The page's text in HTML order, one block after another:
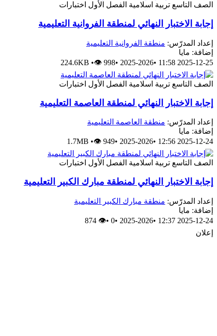
الصف التاسع تربية اسلامية الفصل الأول اختبارات
إجابة الاختبار النهائي لمنطقة الفروانية التعليمية
إعداد المدرّس: منطقة الفروانية التعليمية
إضافة: مايا
2025-12-25 11:58
•
2025-2026
•
224.6KB •👁 998
الصف التاسع تربية اسلامية الفصل الأول اختبارات
إجابة الاختبار النهائي لمنطقة العاصمة التعليمية
إعداد المدرّس: منطقة العاصمة التعليمية
إضافة: مايا
2025-12-24 12:56
•
2025-2026
•
1.7MB •👁 949
الصف التاسع تربية اسلامية الفصل الأول اختبارات
إجابة الاختبار النهائي لمنطقة مبارك الكبير التعليمية
إعداد المدرّس: منطقة مبارك الكبير التعليمية
إضافة: مايا
2025-12-24 12:37
•
2025-2026
•
0
•
👁 874
إعلان